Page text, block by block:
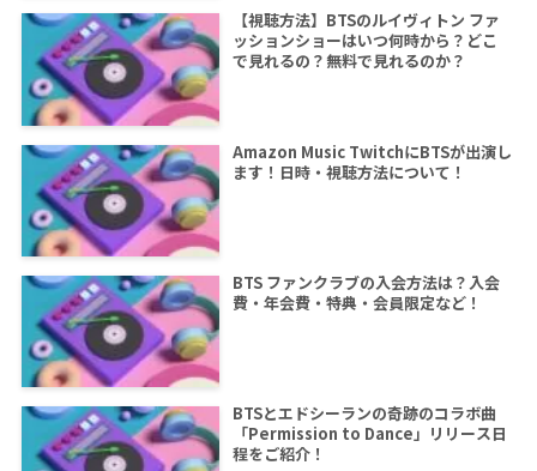
【視聴方法】BTSのルイヴィトン ファ
ッションショーはいつ何時から？どこ
で見れるの？無料で見れるのか？
Amazon Music TwitchにBTSが出演し
ます！日時・視聴方法について！
BTS ファンクラブの入会方法は？入会
費・年会費・特典・会員限定など！
BTSとエドシーランの奇跡のコラボ曲
「Permission to Dance」リリース日
程をご紹介！